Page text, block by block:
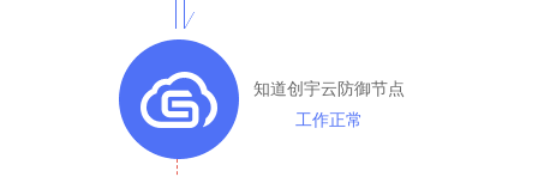
知道创宇云防御节点
工作正常